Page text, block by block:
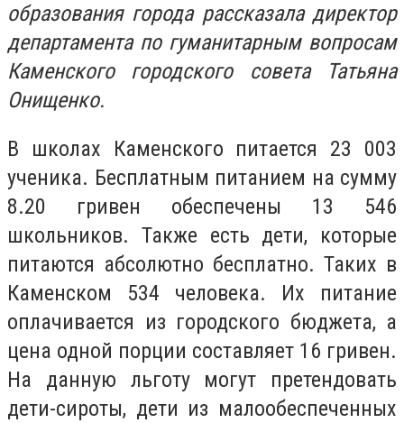
образования города рассказала директор
департамента по гуманитарным вопросам
Каменского городского совета Татьяна
Онищенко.
В школах Каменского питается 23 003
ученика. Бесплатным питанием на сумму
8.20 гривен обеспечены 13 546
школьников. Также есть дети, которые
питаются абсолютно бесплатно. Таких в
Каменском 534 человека. Их питание
оплачивается из городского бюджета, а
цена одной порции составляет 16 гривен.
На данную льготу могут претендовать
дети-сироты, дети из малообеспеченных